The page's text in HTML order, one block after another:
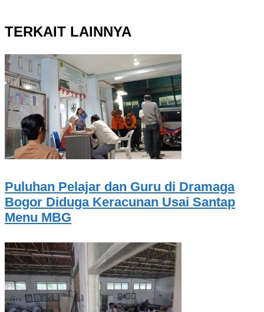
TERKAIT LAINNYA
Puluhan Pelajar dan Guru di Dramaga
Bogor Diduga Keracunan Usai Santap
Menu MBG